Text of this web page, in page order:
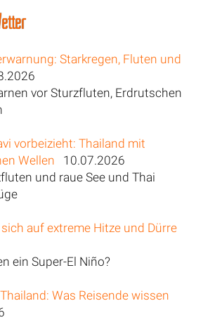
Starkregen, Fluten und
vor Sturzfluten, Erdrutschen
vorbeizieht: Thailand mit
Wellen 10.07.2026
und raue See und Thai
auf extreme Hitze und Dürre
ein Super-El Niño?
Was Reisende wissen